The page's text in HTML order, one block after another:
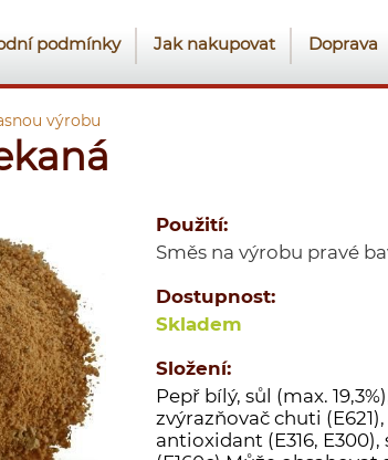
podmínky Jak nakupovat Doprava
výrobu
Použití:
Směs na výrobu pravé
Dostupnost:
Skladem
Složení:
Pepř bílý, sůl (max.
zvýrazňovač chuti
antioxidant (E316,